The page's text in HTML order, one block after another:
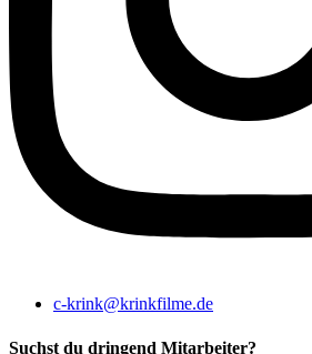
c-krink@krinkfilme.de
Suchst du dringend Mitarbeiter?